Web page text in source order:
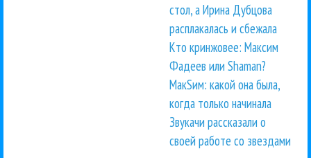
стол, а Ирина Дубцова
расплакалась и сбежала
Кто кринжовее: Максим
Фадеев или Shaman?
МакSим: какой она была,
когда только начинала
Звукачи рассказали о
своей работе со звездами